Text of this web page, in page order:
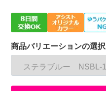
商品バリエーションの選択